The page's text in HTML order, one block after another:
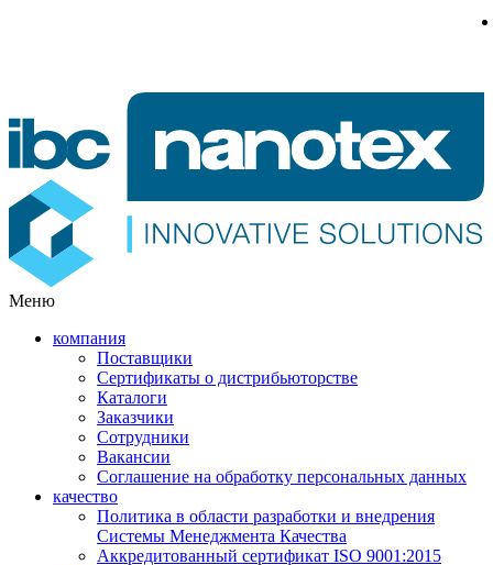
Меню
компания
Поставщики
Сертификаты о дистрибьюторстве
Каталоги
Заказчики
Сотрудники
Вакансии
Соглашение на обработку персональных данных
качество
Политика в области разработки и внедрения
Системы Менеджмента Качества
Аккредитованный сертификат ISO 9001:2015